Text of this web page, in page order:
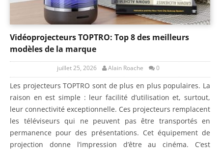
Vidéoprojecteurs TOPTRO: Top 8 des meilleurs
modèles de la marque
juillet 25, 2026 Alain Roache 0
Les projecteurs TOPTRO sont de plus en plus populaires. La
raison en est simple : leur facilité d’utilisation et, surtout,
leur connectivité exceptionnelle. Ces projecteurs remplacent
les téléviseurs qui ne peuvent pas être transportés en
permanence pour des présentations. Cet équipement de
projection donne l’impression d’être au cinéma. C’est